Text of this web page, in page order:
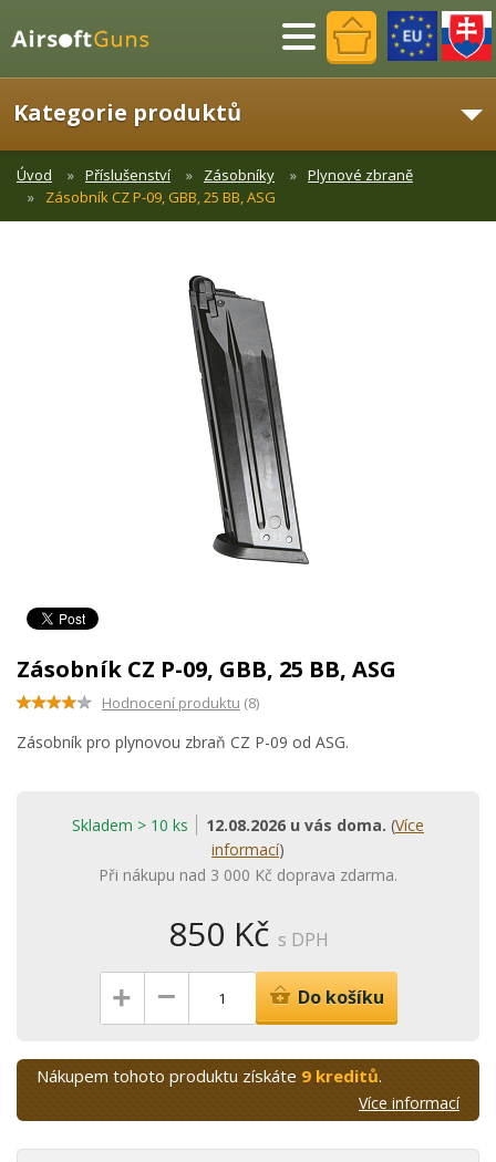
Menu
Kategorie produktů
Úvod Příslušenství Zásobníky
Plynové zbraně
Zásobník CZ P-09, GBB, 25 BB, ASG
Zásobník CZ P-09, GBB, 25 BB, ASG
Hodnocení produktu (8)
Zásobník pro plynovou zbraň CZ P-09 od ASG.
Skladem > 10 ks 12.08.2026 u vás doma. (Více
informací)
Při nákupu nad 3 000 Kč doprava zdarma.
850 Kč s DPH
+ – Do košíku
Nákupem tohoto produktu získáte 9 kreditů.
Více informací